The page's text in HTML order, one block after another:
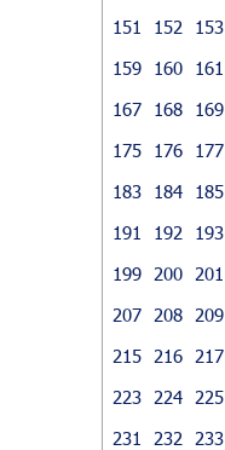
151
152 153
159
160 161
167
168 169
175
176 177
183
184 185
191
192 193
199
200 201
207
208 209
215
216 217
223
224 225
231
232 233